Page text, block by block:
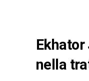
Ekhator
nella